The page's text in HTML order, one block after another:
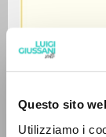
Questo sito
Utilizziamo i